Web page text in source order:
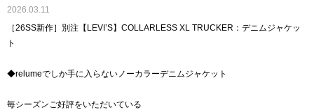
2026.03.11
［26SS新作］別注【LEVI’S】COLLARLESS XL TRUCKER：デニムジャケッ
ト
◆relumeでしか手に入らないノーカラーデニムジャケット
毎シーズンご好評をいただいている